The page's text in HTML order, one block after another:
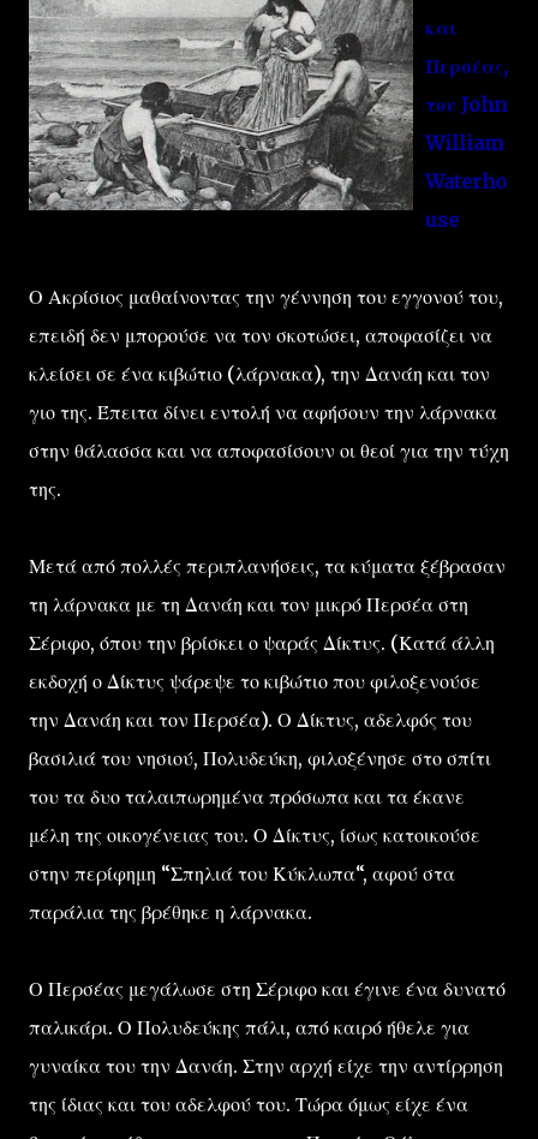
και
Περσέας,
του John
William
Waterho
use
Ο Ακρίσιος μαθαίνοντας την γέννηση του εγγονού του,
επειδή δεν μπορούσε να τον σκοτώσει, αποφασίζει να
κλείσει σε ένα κιβώτιο (λάρνακα), την Δανάη και τον
γιο της. Έπειτα δίνει εντολή να αφήσουν την λάρνακα
στην θάλασσα και να αποφασίσουν οι θεοί για την τύχη
της.
Μετά από πολλές περιπλανήσεις, τα κύματα ξέβρασαν
τη λάρνακα με τη Δανάη και τον μικρό Περσέα στη
Σέριφο, όπου την βρίσκει ο ψαράς Δίκτυς. (Κατά άλλη
εκδοχή ο Δίκτυς ψάρεψε το κιβώτιο που φιλοξενούσε
την Δανάη και τον Περσέα). Ο Δίκτυς, αδελφός του
βασιλιά του νησιού, Πολυδεύκη, φιλοξένησε στο σπίτι
του τα δυο ταλαιπωρημένα πρόσωπα και τα έκανε
μέλη της οικογένειας του. Ο Δίκτυς, ίσως κατοικούσε
στην περίφημη “Σπηλιά του Κύκλωπα“, αφού στα
παράλια της βρέθηκε η λάρνακα.
Ο Περσέας μεγάλωσε στη Σέριφο και έγινε ένα δυνατό
παλικάρι. Ο Πολυδεύκης πάλι, από καιρό ήθελε για
γυναίκα του την Δανάη. Στην αρχή είχε την αντίρρηση
της ίδιας και του αδελφού του. Τώρα όμως είχε ένα